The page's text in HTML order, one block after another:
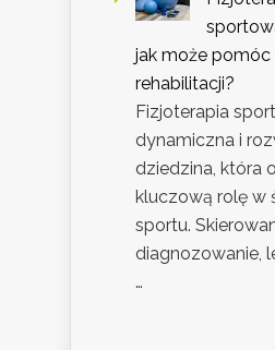
jak może pomóc
rehabilitacji?
Fizjoterapia
dynamiczna i
dziedzina, która
kluczową rolę w
sportu.
diagnozowanie,
…